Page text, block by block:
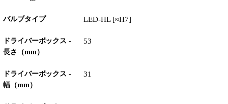
バルブタイプ LED-HL [≈H7]
ドライバーボックス -
長さ（mm）
53
ドライバーボックス -
幅（mm）
31